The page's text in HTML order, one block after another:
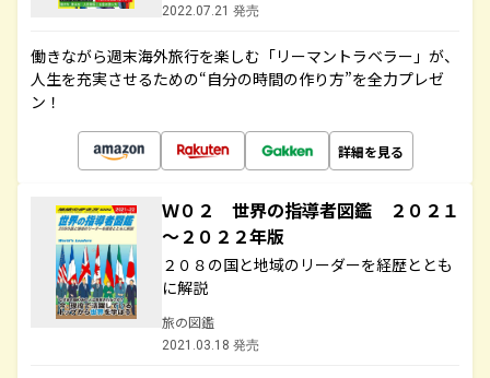
2022.07.21 発売
働きながら週末海外旅行を楽しむ「リーマントラベラー」が、
人生を充実させるための“自分の時間の作り方”を全力プレゼ
ン！
詳細を見る
Ｗ０２ 世界の指導者図鑑 ２０２１
～２０２２年版
２０８の国と地域のリーダーを経歴ととも
に解説
旅の図鑑
2021.03.18 発売